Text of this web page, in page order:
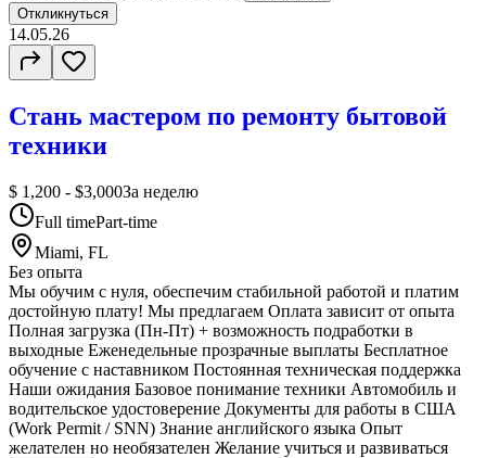
Откликнуться
14.05.26
Стань мастером по ремонту бытовой
техники
$ 1,200 - $3,000За неделю
Full timePart-time
Miami, FL
Без опыта
Мы обучим с нуля, обеспечим стабильной работой и платим
достойную плату! Мы предлагаем Оплата зависит от опыта
Полная загрузка (Пн-Пт) + возможность подработки в
выходные Еженедельные прозрачные выплаты Бесплатное
обучение с наставником Постоянная техническая поддержка
Наши ожидания Базовое понимание техники Автомобиль и
водительское удостоверение Документы для работы в США
(Work Permit / SNN) Знание английского языка Опыт
желателен но необязателен Желание учиться и развиваться